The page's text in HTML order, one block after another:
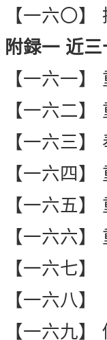
【一六〇】
附録一 近
【一六一
【一六二
【一六三
【一六四
【一六五
【一六六
【一六七
【一六八
【一六九